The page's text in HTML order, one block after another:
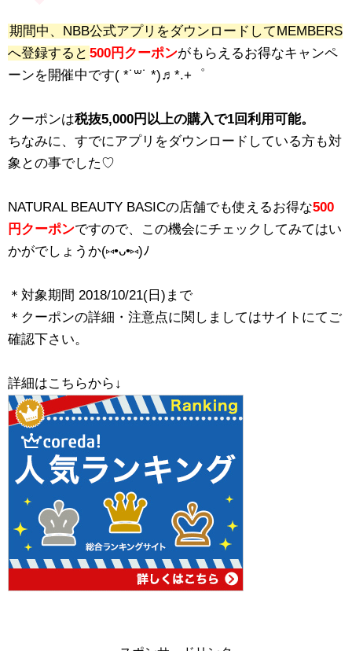
期間中、NBB公式アプリをダウンロードしてMEMBERS
へ登録すると 500円クーポンがもらえるお得なキャンペ
ーンを開催中です( *˙꒳˙ *)♬*.+゜
クーポンは税抜5,000円以上の購入で1回利用可能。
ちなみに、すでにアプリをダウンロードしている方も対
象との事でした♡
NATURAL BEAUTY BASICの店舗でも使えるお得な500
円クーポンですので、この機会にチェックしてみてはい
かがでしょうか(⑅•ᴗ•⑅)ﾉ
＊対象期間 2018/10/21(日)まで
＊クーポンの詳細・注意点に関しましてはサイトにてご
確認下さい。
詳細はこちらから↓